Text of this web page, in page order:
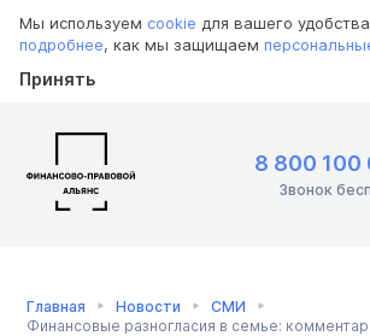
Мы используем cookie для вашего
подробнее, как мы защищаем
Принять
8 800 100
Звонок
Главная Новости
СМИ
Финансовые разногласия в семье: